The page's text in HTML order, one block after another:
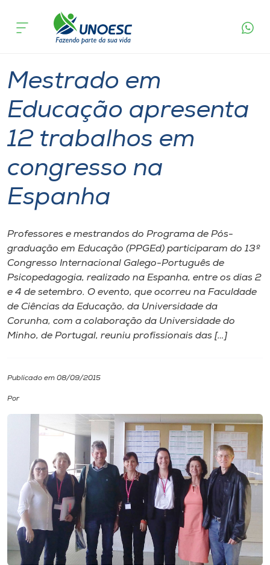
Cursos
Pesquisa
Atendimento ao Estudante
Portal de Ensino
Internacionalização
I.nova
Diplomados
Editora
Rádio
Museu
acontece
Mestrado em
Educação apresenta
12 trabalhos em
congresso na
Espanha
Professores e mestrandos do Programa de Pós-
graduação em Educação (PPGEd) participaram do 13º
Congresso Internacional Galego-Português de
Psicopedagogia, realizado na Espanha, entre os dias 2
e 4 de setembro. O evento, que ocorreu na Faculdade
de Ciências da Educação, da Universidade da
Corunha, com a colaboração da Universidade do
Minho, de Portugal, reuniu profissionais das […]
Publicado em 08/09/2015
Por